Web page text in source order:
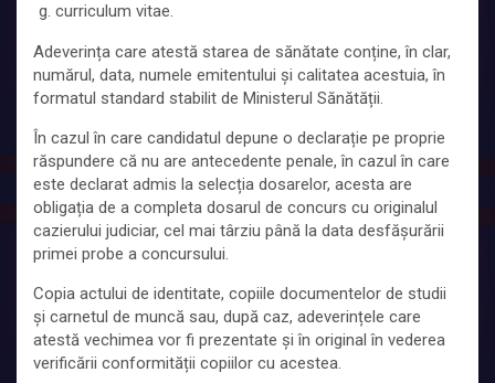
curriculum vitae.
Adeverința care atestă starea de sănătate conține, în clar,
numărul, data, numele emitentului și calitatea acestuia, în
formatul standard stabilit de Ministerul Sănătății.
În cazul în care candidatul depune o declarație pe proprie
răspundere că nu are antecedente penale, în cazul în care
este declarat admis la selecția dosarelor, acesta are
obligația de a completa dosarul de concurs cu originalul
cazierului judiciar, cel mai târziu până la data desfășurării
primei probe a concursului.
Copia actului de identitate, copiile documentelor de studii
și carnetul de muncă sau, după caz, adeverințele care
atestă vechimea vor fi prezentate și în original în vederea
verificării conformității copiilor cu acestea.